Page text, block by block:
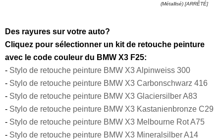
(Métallisé) [ARRÊTÉ]
Des rayures sur votre auto?
Cliquez pour sélectionner un kit de retouche peinture
avec le code couleur du BMW X3 F25:
- Stylo de retouche peinture BMW X3 Alpinweiss 300
- Stylo de retouche peinture BMW X3 Carbonschwarz 416
- Stylo de retouche peinture BMW X3 Glaciersilber A83
- Stylo de retouche peinture BMW X3 Kastanienbronze C29
- Stylo de retouche peinture BMW X3 Melbourne Rot A75
- Stylo de retouche peinture BMW X3 Mineralsilber A14